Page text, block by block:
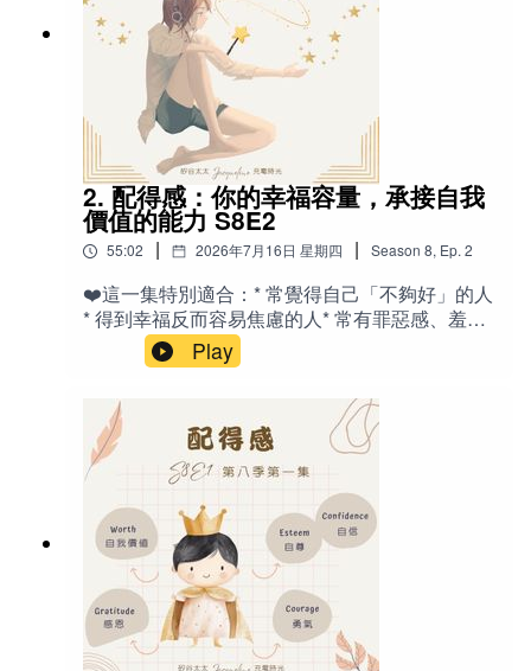
(Music by Yevhen Onoychenko, Kevin MacLeod, Denis
Pavlov, Anastasia Kir ）
解的內容。接著，我會開始連結寵物，分享我所
接收到的整體訊息，例如：牠的個性與氣質牠如
何看待主人、家人及其他動物牠喜歡與不喜歡的
事物牠目前的感受與狀態之後，我們會針對你最
關心的問題深入交流，例如：牠最近想表達什
麼？是否有什麼需求或願望？對目前的生活有什
麼感受？有沒有希望主人知道的事情？是否還有
其他想分享的訊息？每一次的寵物溝通都是獨一
無二的旅程。無論你希望解答疑問、傳達心意，
或只是想更深入了解你的動物夥伴，我都會以開
連結。Erica美國電話：925-872-
5215Email: Ery135@gmail.com
洲巡演的經驗 🎻 從旅行前的各種擔憂，到旅途中
的感動與成長，J 也反思如何從「擔憂武士」練習
成為更淡定的父母。充滿真實情感與實用旅行建
議，值得即將規劃家庭旅行的你收聽。🔤英文-
Grizzly Bear：灰熊 / 棕熊 - Pina Colada：皮納可
樂達（熱帶風情椰奶鳳梨汁飲料） - Senior
year：高中最後一年（申請大學階段） -
Worrier：擔憂者、愛擔心的人 - Glacier：冰川 -
GoldStar：金星頭等艙 - Wilderness Express：荒
野特快（獨立玻璃圓頂觀光車廂） - Adventure
Class：經濟艙 - Dall Sheep：白色大角羊 -
Moose：麋鹿 - Bald Eagle：白頭海雕（美國國
鳥） - Caribou：北美野馴鹿 - Reindeer：馴鹿
（聖誕老人拉車的那種） - Dry Cabin：無自來水
的木屋 - Anti-Nausea motion sickness patches：
吃太多 - Sit down meals：坐下來點菜的正餐 -
Excursions：岸上遊覽行程 🎙️相關老節目：
《S3E5 我是『擔憂』武士Worrier - 就是愛擔
心？》《轉播｜為啥學音樂？矽谷家長觀點 ｜愛
麗絲老師訪問Jacqueline》《S7E15 帶『皮蛇』
去旅行：一場被迫慢下來的身體提醒》
2. 配得感：你的幸福容量，承接自我
價值的能力 S8E2
55:02 | 2026年7月16日 星期四 | Season 8, Ep. 2
❤️這一集特別適合：* 常覺得自己「不夠好」的人
* 得到幸福反而容易焦慮的人* 常有罪惡感、羞愧
感的人* 容易羨慕別人、比較自己的人* 努力很
多，卻始終覺得人生沒有突破的人* 正在人生低
潮、失業、失戀或遭遇挫折的人* 想深入了解心理
學、神經科學與靈性觀點的人* 希望提升幸福感與
內在穩定的人* 對「配得感」、「價值感」、「應
得感」有興趣的聽眾✍️節目介紹：你的想要～和
「靈魂」的想要，不一樣？為什麼有些人得到幸
福，卻無法安心享受？為何有人成功後，反而開
始懷疑自己只是運氣好；有人躲過災難，卻一直
活在罪惡感裡；有人努力多年仍相信自己不值得
被愛、不值得成功？這些問題，都可能與一種很
少被討論，卻深深影響人生品質的心理狀態有關
～配得感（Sense of Deservingness）。本集節
Play